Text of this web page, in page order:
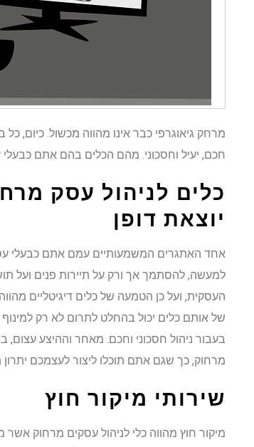
מרחק גיאוגרפי כבר אינו מהווה מכשול. כיום,
חכם, יעיל וחסכוני. מהם הכלים בהם אתם
כלים לניהול עסק
יוצאת דופן
אחד האתגרים המשמעותיים עמם אתם כבעלי
למעשה, להסתמך אך ורק על תיירות פנים ועל
העסקית, ועל כן הטמעה של כלים דיגיטליים
של אותם כלים יכול בהחלט לתרום לא רק
בעבור ניהול חסכוני וחכם. מאחר וההיצע עצום,
מרחוק, כך שגם אתם תוכלו ליצור לעצמכם יתרון
שירותי מיקור חוץ
מיקור חוץ מהווה כלי לניהול עסקים מרחוק